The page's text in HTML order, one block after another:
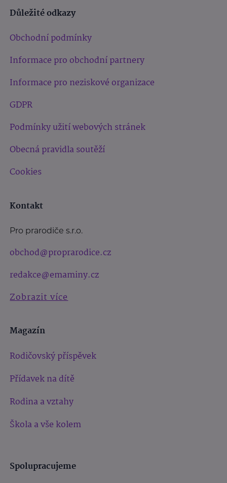
Důležité odkazy
Obchodní podmínky
Informace pro obchodní partnery
Informace pro neziskové organizace
GDPR
Podmínky užití webových stránek
Obecná pravidla soutěží
Cookies
Kontakt
Pro prarodiče s.r.o.
obchod@proprarodice.cz
redakce@emaminy.cz
Zobrazit více
Magazín
Rodičovský příspěvek
Přídavek na dítě
Rodina a vztahy
Škola a vše kolem
Spolupracujeme